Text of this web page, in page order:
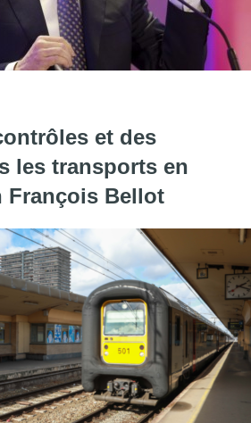
"Woluwe-Saint-Lambert : la
et des
les transports en
François Bellot